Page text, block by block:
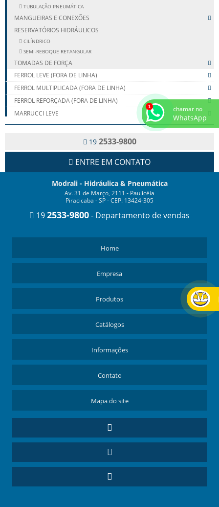
TUBULAÇÃO PNEUMÁTICA
MANGUEIRAS E CONEXÕES
RESERVATÓRIOS HIDRÁULICOS
CILÍNDRICO
SEMI-REBOQUE RETANGULAR
TOMADAS DE FORÇA
FERROL LEVE (FORA DE LINHA)
FERROL MULTIPLICADA (FORA DE LINHA)
FERROL REFORÇADA (FORA DE LINHA)
MARRUCCI LEVE
MARRUCCI MULTIPLICADA
TAKARADA MULTIPLICADA
TAKARADA REFORÇADA
19 2533-9800
ENTRE EM CONTATO
Modrali - Hidráulica & Pneumática
Av. 31 de Março, 2111 - Paulicéia
Piracicaba - SP - CEP: 13424-305
192533-9800- Departamento de vendas
Home
Empresa
Produtos
Catálogos
Informações
Contato
Mapa do site
chamar no
WhatsApp